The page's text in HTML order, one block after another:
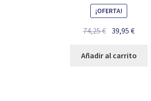
¡OFERTA!
74,25€ El
original
39,95€El
actual
Añadir al carrito